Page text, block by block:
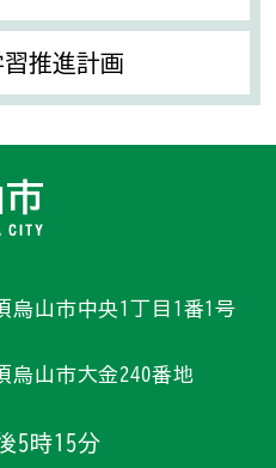
推進計画
烏山市中央1丁目1番1号
烏山市大金240番地
5時15分